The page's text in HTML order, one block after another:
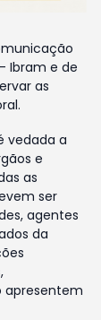
Ibram e de
as
vedada a
e
as
ser
agentes
da
apresentem